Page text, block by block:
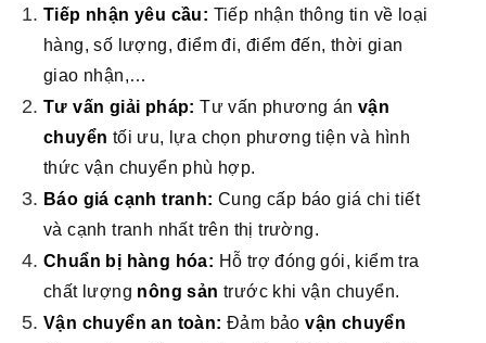
Tiếp nhận yêu cầu: Tiếp nhận thông tin về loại
hàng, số lượng, điểm đi, điểm đến, thời gian
giao nhận,…
Tư vấn giải pháp: Tư vấn phương ánvận
chuyển tối ưu, lựa chọn phương tiện và hình
thức vận chuyển phù hợp.
Báo giá cạnh tranh: Cung cấp báo giá chi tiết
và cạnh tranh nhất trên thị trường.
Chuẩn bị hàng hóa: Hỗ trợ đóng gói, kiểm tra
chất lượng nông sản trước khi vận chuyển.
Vận chuyển an toàn: Đảm bảovận chuyển